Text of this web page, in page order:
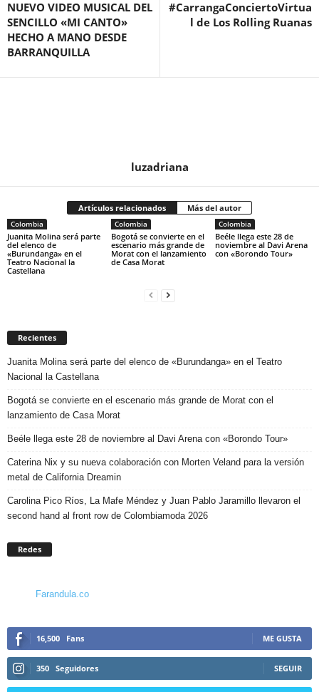
NUEVO VIDEO MUSICAL DEL
SENCILLO «MI CANTO»
HECHO A MANO DESDE
BARRANQUILLA
#CarrangaConciertoVirtua
l de Los Rolling Ruanas
luzadriana
Artículos relacionados Más del autor
Colombia
Juanita Molina será parte
del elenco de
«Burundanga» en el
Teatro Nacional la
Castellana
Colombia
Bogotá se convierte en el
escenario más grande de
Morat con el lanzamiento
de Casa Morat
Colombia
Beéle llega este 28 de
noviembre al Davi Arena
con «Borondo Tour»
Recientes
Juanita Molina será parte del elenco de «Burundanga» en el Teatro
Nacional la Castellana
Bogotá se convierte en el escenario más grande de Morat con el
lanzamiento de Casa Morat
Beéle llega este 28 de noviembre al Davi Arena con «Borondo Tour»
Caterina Nix y su nueva colaboración con Morten Veland para la versión
metal de California Dreamin
Carolina Pico Ríos, La Mafe Méndez y Juan Pablo Jaramillo llevaron el
second hand al front row de Colombiamoda 2026
Redes
Farandula.co
16,500 Fans ME GUSTA
350 Seguidores SEGUIR